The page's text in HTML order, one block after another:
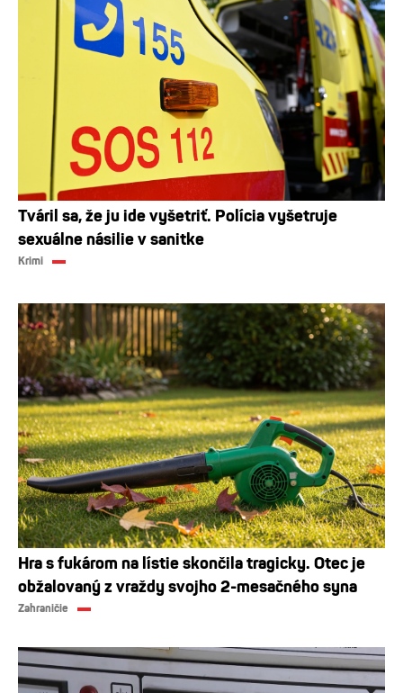
Tváril sa, že ju ide vyšetriť. Polícia vyšetruje
sexuálne násilie v sanitke
Krimi
Hra s fukárom na lístie skončila tragicky. Otec je
obžalovaný z vraždy svojho 2-mesačného syna
Zahraničie